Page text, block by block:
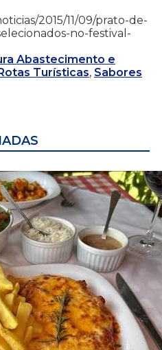
2015/11/09/prato-de-
no-festival-
Abastecimento e
Turísticas, Sabores